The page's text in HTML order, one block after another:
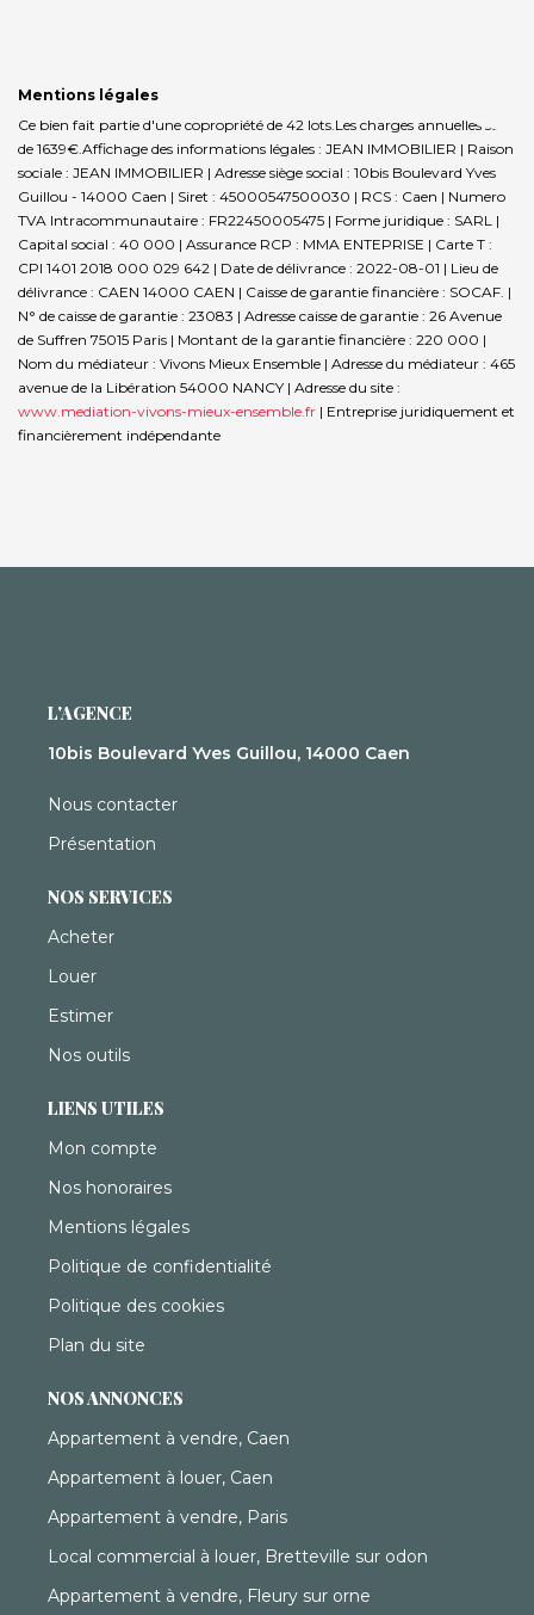
Mentions légales
Ce bien fait partie d'une copropriété de 42 lots.Les charges annuelles sont
de 1639€. Affichage des informations légales : JEAN IMMOBILIER | Raison
sociale : JEAN IMMOBILIER | Adresse siège social : 10bis Boulevard Yves
Guillou - 14000 Caen | Siret : 45000547500030 | RCS : Caen | Numero
TVA Intracommunautaire : FR22450005475 | Forme juridique : SARL |
Capital social : 40 000 | Assurance RCP : MMA ENTEPRISE | Carte T :
CPI 1401 2018 000 029 642 | Date de délivrance : 2022-08-01 | Lieu de
délivrance : CAEN 14000 CAEN | Caisse de garantie financière : SOCAF. |
N° de caisse de garantie : 23083 | Adresse caisse de garantie : 26 Avenue
de Suffren 75015 Paris | Montant de la garantie financière : 220 000 |
Nom du médiateur : Vivons Mieux Ensemble | Adresse du médiateur : 465
avenue de la Libération 54000 NANCY | Adresse du site :
www.mediation-vivons-mieux-ensemble.fr | Entreprise juridiquement et
financièrement indépendante
L'AGENCE
10bis Boulevard Yves Guillou, 14000 Caen
Nous contacter
Présentation
NOS SERVICES
Acheter
Louer
Estimer
Nos outils
LIENS UTILES
Mon compte
Nos honoraires
Mentions légales
Politique de confidentialité
Politique des cookies
Plan du site
NOS ANNONCES
Appartement à vendre, Caen
Appartement à louer, Caen
Appartement à vendre, Paris
Local commercial à louer, Bretteville sur odon
Appartement à vendre, Fleury sur orne